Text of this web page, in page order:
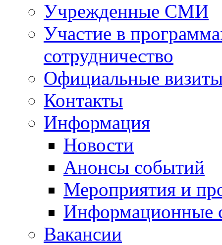
Учрежденные СМИ
Участие в
сотрудничество
Официальные
Контакты
Информация
Новости
Анонсы событий
Мероприятия и
Информационные
Вакансии